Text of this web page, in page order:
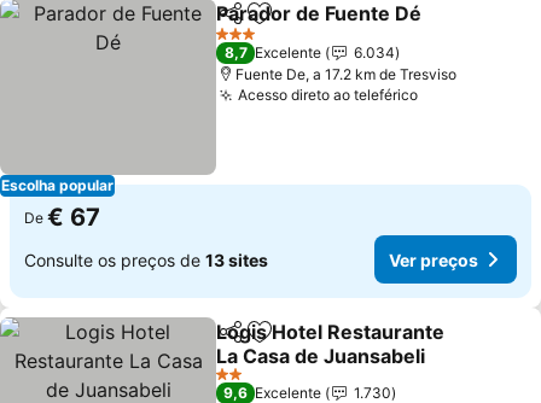
Escolha popular
PartilharAdicionar aos favoritos
Parador de Fuente Dé
3 Estrelas
8,7 Excelente
6.034
Fuente De, a 17.2 km de Tresviso
Acesso direto ao teleféricoVer preços
De € 67
Consulte os preços de 13 sites Ver preços
PartilharAdicionar aos favoritos
Logis Hotel Restaurante
La Casa de Juansabeli
Ver preços
2 Estrelas
9,6 Excelente
1.730